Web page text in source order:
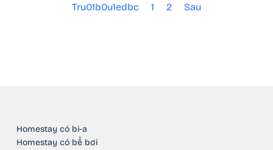
Tru01b0u1edbc 1 2 Sau
Homestay có bi-a
Homestay có bể bơi